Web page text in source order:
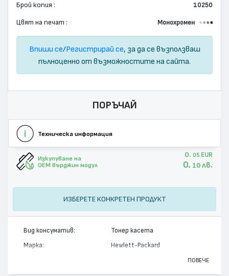
Брой копия : 10250
Цвят на печат : Монохромен
Впиши се/Регистрирай се, за да се възползваш
пълноценно от възможностите на сайта.
ПОРЪЧАЙ
Техническа информация
Изкупуване на
OEM върджин модул
0. 05 EUR
0. 10 лв.
ИЗБЕРЕТЕ КОНКРЕТЕН ПРОДУКТ
Вид консуматив: Тонер касета
Марка: Hewlett-Packard
ПОВЕЧЕ